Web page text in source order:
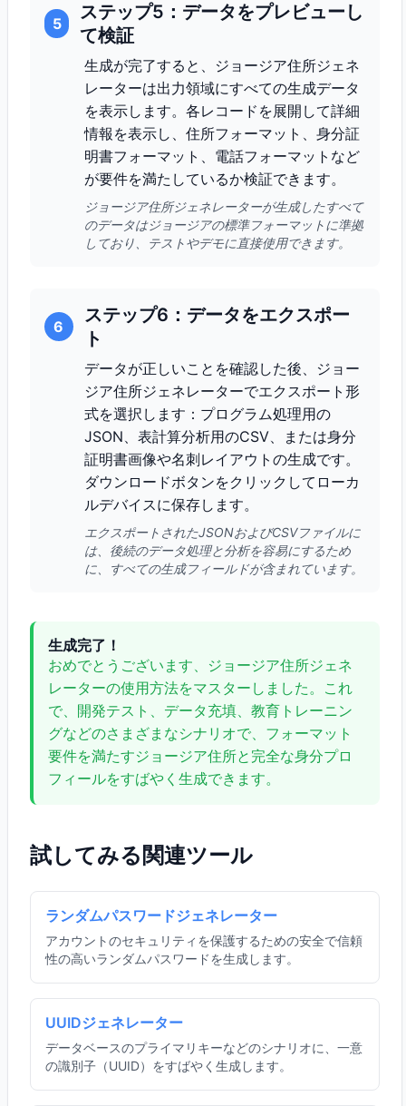
5
ステップ5：データをプレビューし
て検証
生成が完了すると、ジョージア住所ジェネ
レーターは出力領域にすべての生成データ
を表示します。各レコードを展開して詳細
情報を表示し、住所フォーマット、身分証
明書フォーマット、電話フォーマットなど
が要件を満たしているか検証できます。
ジョージア住所ジェネレーターが生成したすべて
のデータはジョージアの標準フォーマットに準拠
しており、テストやデモに直接使用できます。
6
ステップ6：データをエクスポー
ト
データが正しいことを確認した後、ジョー
ジア住所ジェネレーターでエクスポート形
式を選択します：プログラム処理用の
JSON、表計算分析用のCSV、または身分
証明書画像や名刺レイアウトの生成です。
ダウンロードボタンをクリックしてローカ
ルデバイスに保存します。
エクスポートされたJSONおよびCSVファイルに
は、後続のデータ処理と分析を容易にするため
に、すべての生成フィールドが含まれています。
生成完了！
おめでとうございます、ジョージア住所ジェネ
レーターの使用方法をマスターしました。これ
で、開発テスト、データ充填、教育トレーニン
グなどのさまざまなシナリオで、フォーマット
要件を満たすジョージア住所と完全な身分プロ
フィールをすばやく生成できます。
試してみる関連ツール
ランダムパスワードジェネレーター
アカウントのセキュリティを保護するための安全で信頼
性の高いランダムパスワードを生成します。
UUIDジェネレーター
データベースのプライマリキーなどのシナリオに、一意
の識別子（UUID）をすばやく生成します。